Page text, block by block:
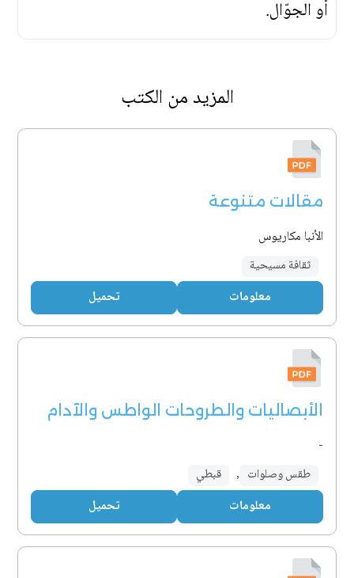
أو الجوّال.
المزيد من الكتب
مقالات متنوعة
الأنبا مكاريوس
ثقافة مسيحية
معلومات تحميل
الأبصاليات والطروحات الواطس والآدام
-
طقس وصلوات , قبطي
معلومات تحميل